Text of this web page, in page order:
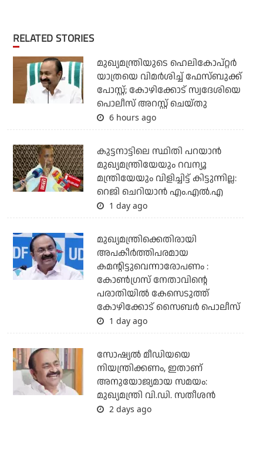
RELATED STORIES
മുഖ്യമന്ത്രിയുടെ ഹെലികോപ്റ്റര്‍
യാത്രയെ വിമര്‍ശിച്ച് ഫേസ്ബുക്ക്
പോസ്റ്റ്; കോഴിക്കോട് സ്വദേശിയെ
പൊലീസ് അറസ്റ്റ് ചെയ്തു
6 hours ago
കുട്ടനാട്ടിലെ സ്ഥിതി പറയാന്‍
മുഖ്യമന്ത്രിയേയും റവന്യൂ
മന്ത്രിയേയും വിളിച്ചിട്ട് കിട്ടുന്നില്ല:
റെജി ചെറിയാന്‍ എം.എല്‍.എ
1 day ago
മുഖ്യമന്ത്രിക്കെതിരായി
അപകീര്‍ത്തിപരമായ
കമന്റിട്ടുവെന്നാരോപണം :
കോണ്‍ഗ്രസ് നേതാവിന്റെ
പരാതിയില്‍ കേസെടുത്ത്
കോഴിക്കോട് സൈബര്‍ പൊലീസ്
1 day ago
സോഷ്യല്‍ മീഡിയയെ
നിയന്ത്രിക്കണം, ഇതാണ്
അനുയോജ്യമായ സമയം:
മുഖ്യമന്ത്രി വി.ഡി. സതീശന്‍
2 days ago